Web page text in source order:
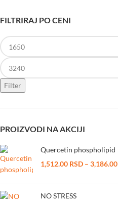
FILTRIRAJ PO CENI
Filter
PROIZVODI NA AKCIJI
Quercetin phospholipid
1,512.00 RSD – 3,186.00
NO STRESS